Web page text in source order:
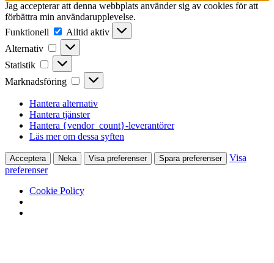
Jag accepterar att denna webbplats använder sig av cookies för att
förbättra min användarupplevelse.
Funktionell
Funktionell
Alltid aktiv
Alternativ
Alternativ
Statistik Statistik
Marknadsföring Marknadsföring
Hantera alternativ
Hantera tjänster
Hantera {vendor_count}-leverantörer
Läs mer om dessa syften
Acceptera Neka Visa preferenser Spara preferenser
Visa
preferenser
Cookie Policy